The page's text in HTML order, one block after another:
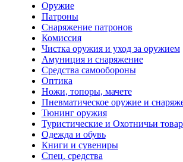
Оружие
Патроны
Снаряжение патронов
Комиссия
Чистка оружия и уход за оружием
Амуниция и снаряжение
Средства самообороны
Оптика
Ножи, топоры, мачете
Пневматическое оружие и
Тюнинг оружия
Туристические и Охотничьи
Одежда и обувь
Книги и сувениры
Спец. средства